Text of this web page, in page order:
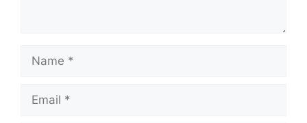
Name
Email